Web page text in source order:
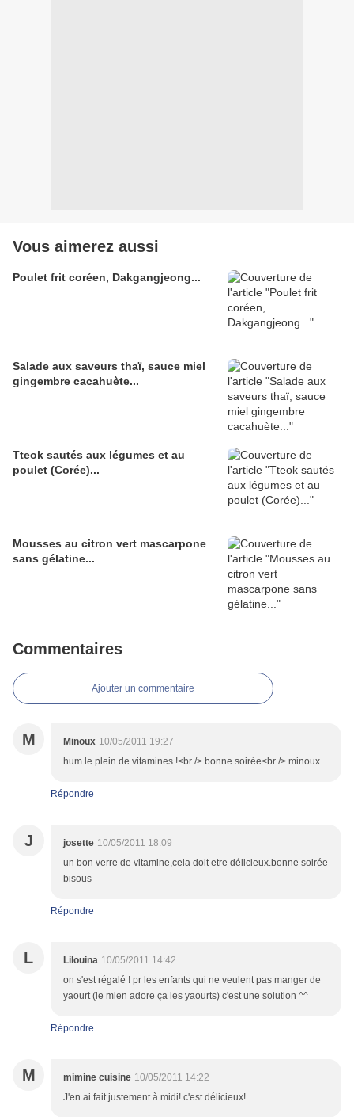
Vous aimerez aussi
Poulet frit coréen, Dakgangjeong...
Salade aux saveurs thaï, sauce miel
gingembre cacahuète...
Tteok sautés aux légumes et au
poulet (Corée)...
Mousses au citron vert mascarpone
sans gélatine...
Commentaires
Ajouter un commentaire
M Minoux 10/05/2011 19:27
hum le plein de vitamines !<br /> bonne soirée<br /> minoux
Répondre
J josette 10/05/2011 18:09
un bon verre de vitamine,cela doit etre délicieux.bonne soirée
bisous
Répondre
L Lilouina 10/05/2011 14:42
on s'est régalé ! pr les enfants qui ne veulent pas manger de
yaourt (le mien adore ça les yaourts) c'est une solution ^^
Répondre
M mimine cuisine 10/05/2011 14:22
J'en ai fait justement à midi! c'est délicieux!